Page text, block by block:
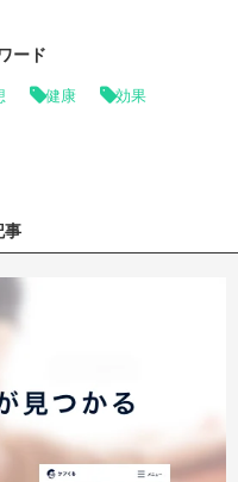
ード
健康 効果
事